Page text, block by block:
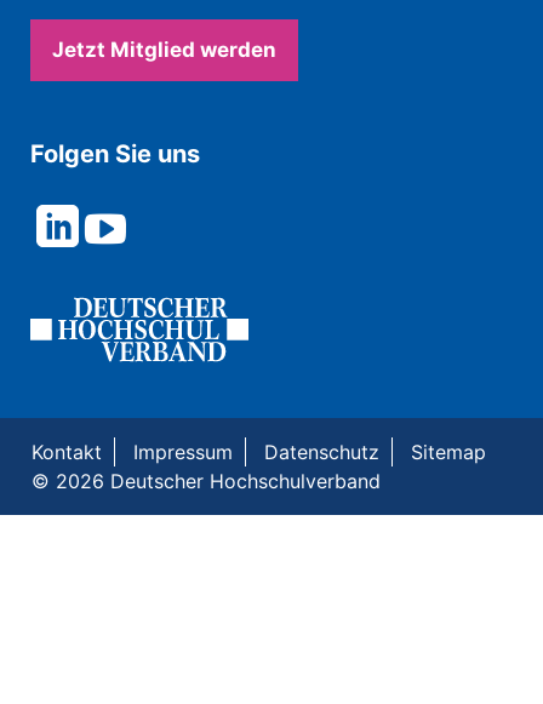
Jetzt Mitglied werden
Folgen Sie uns
Kontakt Impressum Datenschutz
Sitemap
© 2026 Deutscher Hochschulverband